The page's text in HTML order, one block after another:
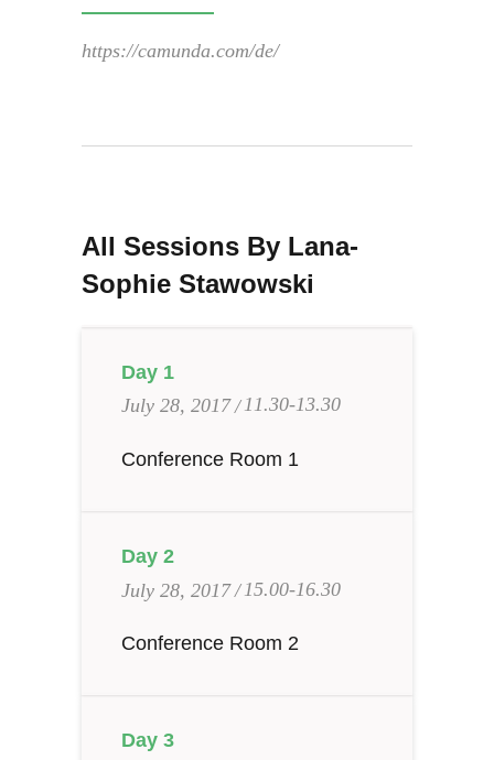
https://camunda.com/de/
All Sessions By Lana-
Sophie Stawowski
Day 1
July 28, 2017
11.30-13.30
Conference Room 1
Day 2
July 28, 2017
15.00-16.30
Conference Room 2
Day 3